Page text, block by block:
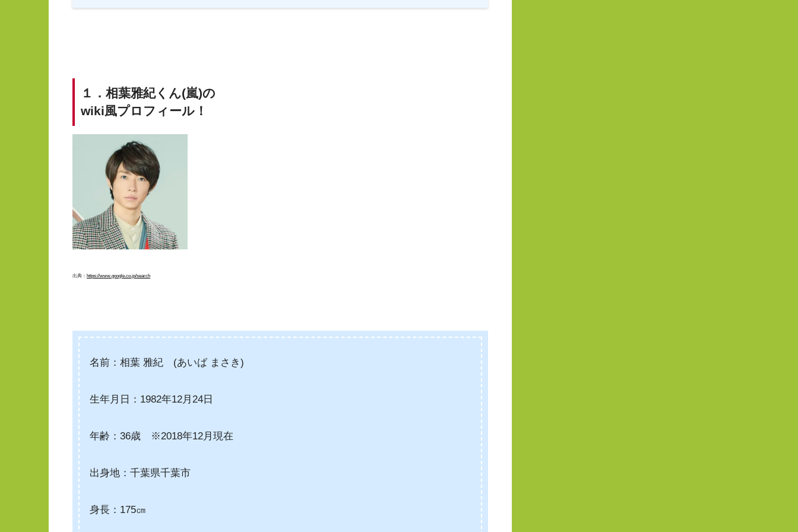
１．相葉雅紀くん(嵐)の
wiki風プロフィール！
出典： https://www.google.co.jp/search
名前：相葉 雅紀 (あいば まさき)
生年月日：1982年12月24日
年齢：36歳 ※2018年12月現在
出身地：千葉県千葉市
身長：175㎝